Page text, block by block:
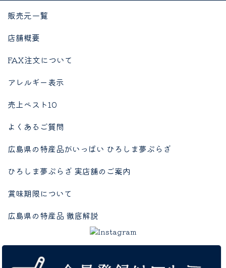
販売元一覧
店舗概要
FAX注文について
アレルギー表示
売上ベスト10
よくあるご質問
広島県の特産品がいっぱい ひろしま夢ぷらざ
ひろしま夢ぷらざ 実店舗のご案内
賞味期限について
広島県の特産品 徹底解説